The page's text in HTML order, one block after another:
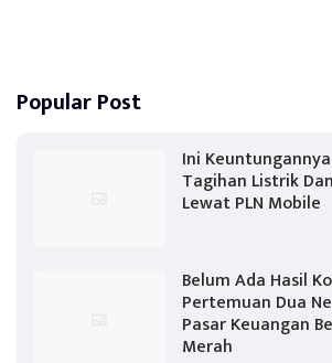
Popular Post
Ini
Tagihan Listrik
Lewat PLN Mobile
Belum Ada Hasil
Pertemuan Dua
Pasar Keuangan
Merah